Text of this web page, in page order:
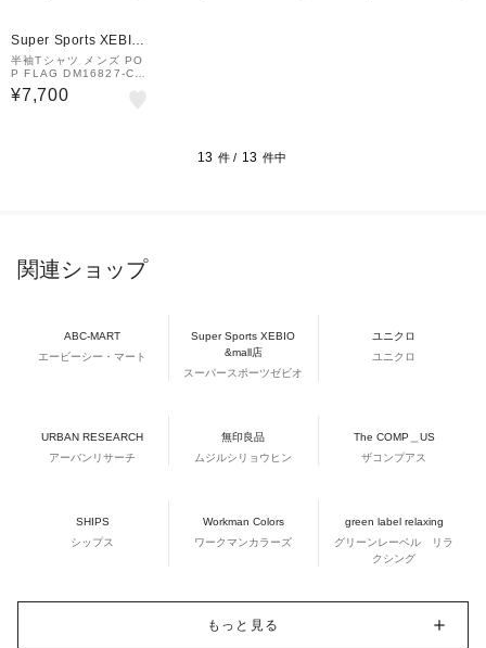
Super Sports XEBIO
&mall店
半袖Tシャツ メンズ PO
P FLAG DM16827-CY
O
¥7,700
13 件 / 13 件中
関連ショップ
ABC-MART
エービーシー・マート
Super Sports XEBIO
&mall店
スーパースポーツゼビオ
ユニクロ
ユニクロ
URBAN RESEARCH
アーバンリサーチ
無印良品
ムジルシリョウヒン
The COMP＿US
ザコンプアス
SHIPS
シップス
Workman Colors
ワークマンカラーズ
green label relaxing
グリーンレーベル リラ
クシング
もっと見る